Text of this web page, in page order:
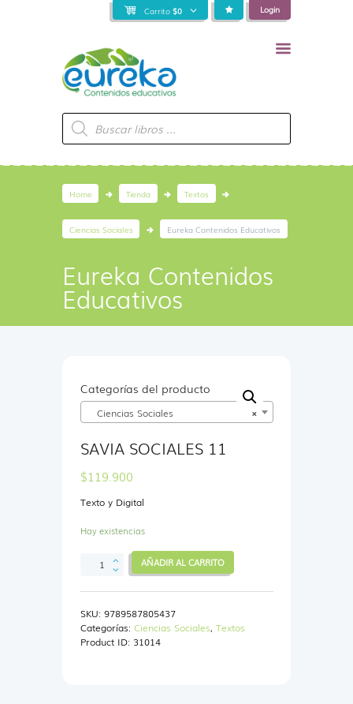
Carrito $0 Login
Búsqueda
de
productos
Home Tienda Textos
Ciencias Sociales Eureka Contenidos Educativos
Eureka Contenidos
Educativos
Categorías del producto
×
Ciencias Sociales
SAVIA SOCIALES 11
$119.900
Texto y Digital
Hay existencias
SAVIA
SOCIALES
11
AÑADIR AL CARRITO
SKU: 9789587805437
Categorías: Ciencias Sociales, Textos
Product ID: 31014